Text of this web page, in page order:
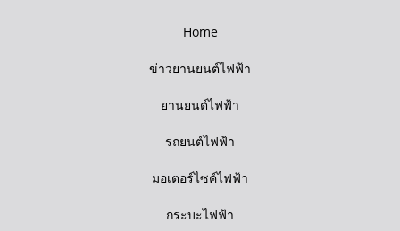
Home
ข่าวยานยนต์ไฟฟ้า
ยานยนต์ไฟฟ้า
รถยนต์ไฟฟ้า
มอเตอร์ไซค์ไฟฟ้า
กระบะไฟฟ้า